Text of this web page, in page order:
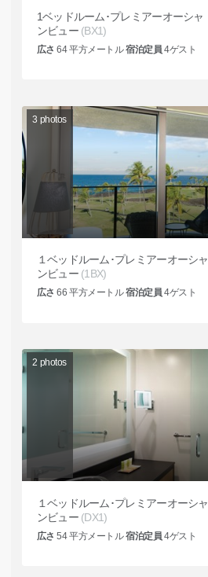
1ベッドルーム･プレミアーオーシャ
ンビュー (BX1)
広さ 64平方メートル宿泊定員 4ゲスト
3 photos
１ベッドルーム･プレミアーオーシャ
ンビュー (1BX)
広さ 66 平方メートル宿泊定員 4ゲスト
2 photos
１ベッドルーム･プレミアーオーシャ
ンビュー (DX1)
広さ 54平方メートル宿泊定員 4ゲスト